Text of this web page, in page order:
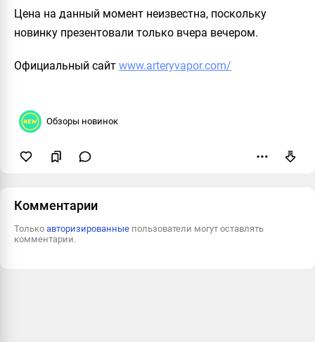
Цена на данный момент неизвестна, поскольку
новинку презентовали только вчера вечером.
Официальный сайт www.arteryvapor.com/
Обзоры новинок
Комментарии
Только авторизированные пользователи могут оставлять
комментарии.